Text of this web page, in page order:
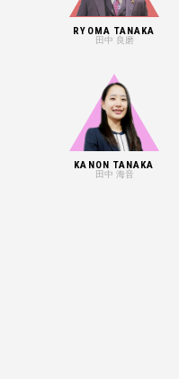
RYOMA TANAKA
田中 良磨
KANON TANAKA
田中 海音